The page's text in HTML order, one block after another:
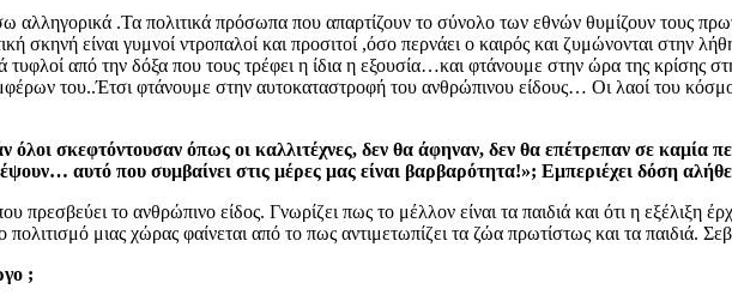
.Τα πολιτικά πρόσωπα που απαρτίζουν το σύνολο των εθνών θυμίζουν τους
σκηνή είναι γυμνοί ντροπαλοί και προσιτοί ,όσο περνάει ο καιρός και ζυμώνονται στην
τυφλοί από την δόξα που τους τρέφει η ίδια η εξουσία…και φτάνουμε στην ώρα της κρίσης
του..Έτσι φτάνουμε στην αυτοκαταστροφή του ανθρώπινου είδους… Οι λαοί του
όλοι σκεφτόντουσαν όπως οι καλλιτέχνες, δεν θα άφηναν, δεν θα επέτρεπαν σε καμία
αυτό που συμβαίνει στις μέρες μας είναι βαρβαρότητα!»; Εμπεριέχει δόση
πρεσβεύει το ανθρώπινο είδος. Γνωρίζει πως το μέλλον είναι τα παιδιά και ότι η εξέλιξη
μιας χώρας φαίνεται από το πως αντιμετωπίζει τα ζώα πρωτίστως και τα
;